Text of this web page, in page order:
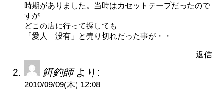
時期がありました。当時はカセットテープだったので
すが
どこの店に行って探しても
「愛人 没有」と売り切れだった事が・・
返信
餌釣師 より:
2010/09/09(木) 12:08